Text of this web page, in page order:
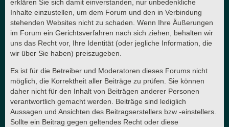
erklären Sie sich damit einverstanden, nur unbedenkliche
Inhalte einzustellen, um dem Forum und den in Verbindung
stehenden Websites nicht zu schaden. Wenn Ihre Äußerungen
im Forum ein Gerichtsverfahren nach sich ziehen, behalten wir
uns das Recht vor, Ihre Identität (oder jegliche Information, die
wir über Sie haben) preiszugeben.
Es ist für die Betreiber und Moderatoren dieses Forums nicht
möglich, die Korrektheit aller Beiträge zu prüfen. Sie können
daher nicht für den Inhalt von Beiträgen anderer Personen
verantwortlich gemacht werden. Beiträge sind lediglich
Aussagen und Ansichten des Beitragserstellers bzw -einstellers.
Sollte ein Beitrag gegen geltendes Recht oder diese